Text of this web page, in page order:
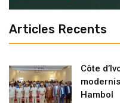
Articles Recents
Côte
Hambol